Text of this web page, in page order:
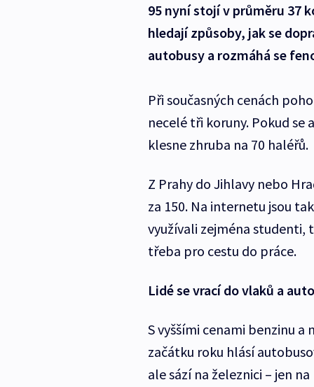
95 nyní stojí v průměru 37
hledají způsoby, jak se
autobusy a rozmáhá se
Při současných cenách
necelé tři koruny. Pokud se
klesne zhruba na 70 haléřů.
Z Prahy do Jihlavy nebo
za 150. Na internetu jsou
využívali zejména studenti,
třeba pro cestu do práce.
Lidé se vrací do vlaků a
S vyššími cenami benzinu
začátku roku hlásí
ale sází na železnici – jen